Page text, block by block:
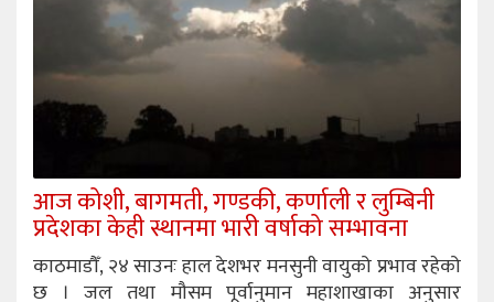
आज कोशी, बागमती, गण्डकी, कर्णाली र लुम्बिनी
प्रदेशका केही स्थानमा भारी वर्षाको सम्भावना
काठमाडौँ, २४ साउनः हाल देशभर मनसुनी वायुको प्रभाव रहेको
छ । जल तथा मौसम पूर्वानुमान महाशाखाका अनुसार